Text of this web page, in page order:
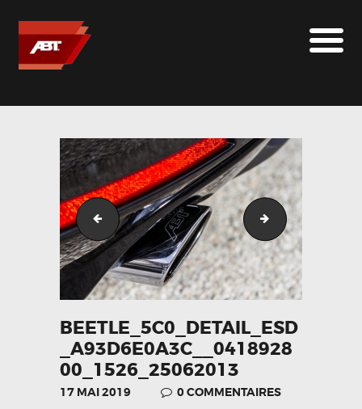
ABT SPORTSLINE FRANCE
MARQUES
LE SUR-MESURE
ABT
CONTACT
BEETLE_5C0_DETAIL_ESD
_A93D6E0A3C__0418928
00_1526_25062013
17 MAI 2019 0 COMMENTAIRES